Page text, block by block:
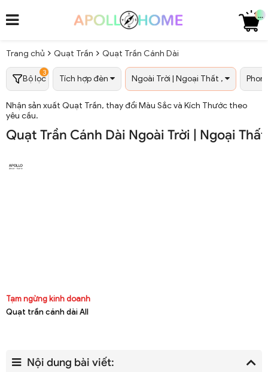
...
Trang chủ Quạt Trần Quạt Trần Cánh Dài
Bộ lọc
3
Tích hợp đèn Ngoài Trời | Ngoại Thất ,
Nhận sản xuất Quạt Trần, thay đổi Màu Sắc và Kích Thước theo
yêu cầu.
Quạt Trần Cánh Dài Ngoài Trời | Ngoại
Tạm ngừng kinh doanh
Quạt trần cánh dài All
Nội dung bài viết: